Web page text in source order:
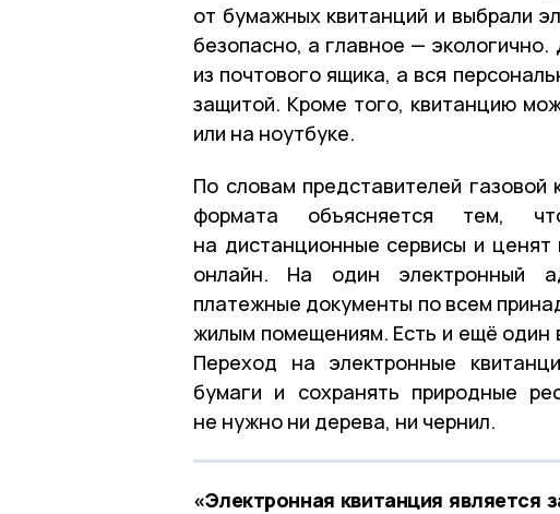
от бумажных квитанций и выбрали
безопасно, а главное —
из почтового ящика, а вся
защитой. Кроме того, квитанцию
или на ноутбуке.
По словам представителей газовой
формата объясняется тем,
на дистанционные сервисы и ценят
онлайн. На один электронный
платежные документы по всем
жилым помещениям. Есть и ещё один
Переход на электронные
бумаги и сохранять природные
не нужно ни дерева, ни чернил.
«Электронная квитанция